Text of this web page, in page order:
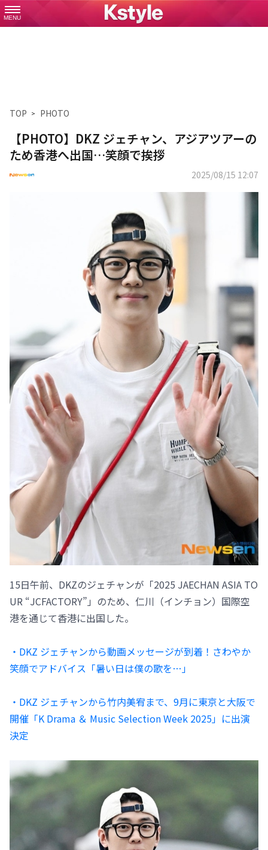
MENU
TOP PHOTO
【PHOTO】DKZ ジェチャン、アジアツアーの
ため香港へ出国…笑顔で挨拶
2025/08/15 12:07
15日午前、DKZのジェチャンが「2025 JAECHAN ASIA TO
UR “JCFACTORY”」のため、仁川（インチョン）国際空
港を通じて香港に出国した。
・DKZ ジェチャンから動画メッセージが到着！さわやか
笑顔でアドバイス「暑い日は僕の歌を…」
・DKZ ジェチャンから竹内美宥まで、9月に東京と大阪で
開催「K Drama ＆ Music Selection Week 2025」に出演
決定